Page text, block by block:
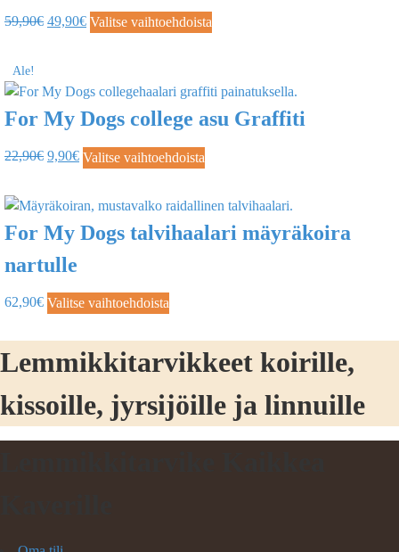
59,90€ 49,90€ Valitse vaihtoehdoista
Ale!
For My Dogs college asu Graffiti
22,90€ 9,90€ Valitse vaihtoehdoista
For My Dogs talvihaalari mäyräkoira
nartulle
62,90€ Valitse vaihtoehdoista
Lemmikkitarvikkeet koirille,
kissoille, jyrsijöille ja linnuille